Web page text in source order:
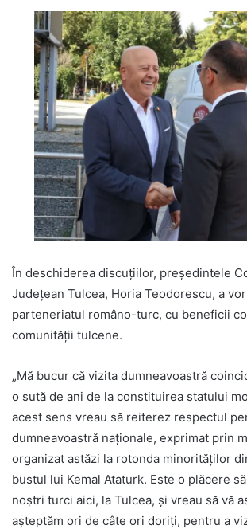
În deschiderea discuțiilor, președintele
Județean Tulcea, Horia Teodorescu, a
parteneriatul româno-turc, cu beneficii
comunității tulcene.
„Mă bucur că vizita dumneavoastră
o sută de ani de la constituirea statului
acest sens vreau să reiterez respectul
dumneavoastră naționale, exprimat prin
organizat astăzi la rotonda minorităților
bustul lui Kemal Ataturk. Este o plăcere
noștri turci aici, la Tulcea, și vreau să vă
așteptăm ori de câte ori doriți, pentru a